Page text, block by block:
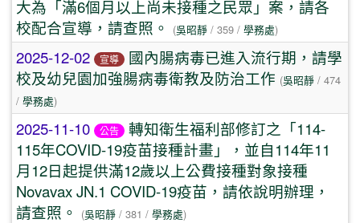
大為「滿6個月以上尚未接種之民眾」案，請各
校配合宣導，請查照。
(吳昭靜 / 359 / 學務處)
2025-12-02 宣導
國內腸病毒已進入流行期，請學
校及幼兒園加強腸病毒衛教及防治工作 (吳昭靜 / 474
/ 學務處)
2025-11-10 公告
轉知衛生福利部修訂之「114-
115年COVID-19疫苗接種計畫」，並自114年11
月12日起提供滿12歲以上公費接種對象接種
Novavax JN.1 COVID-19疫苗，請依說明辦理，
請查照。
(吳昭靜 / 381 / 學務處)